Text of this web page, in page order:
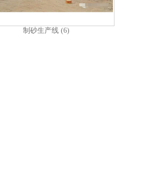
制砂生产线 (6)